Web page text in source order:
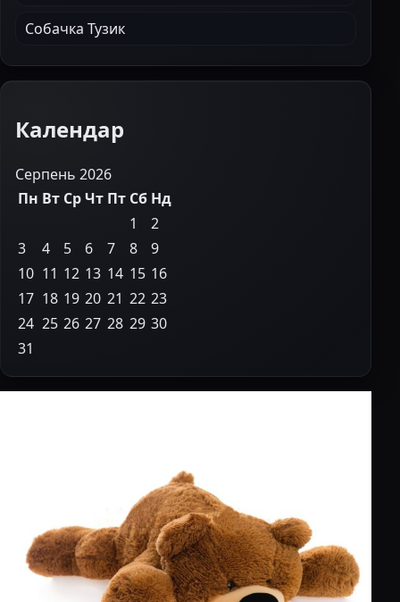
Собачка Тузик
Календар
Серпень 2026
Пн Вт СрЧт Пт Сб Нд
1
2
3
4 5 6 7 8
9
10 11 12 13 14 15 16
17 18 19 20 21 22 23
24 25 26 27 28 29 30
31